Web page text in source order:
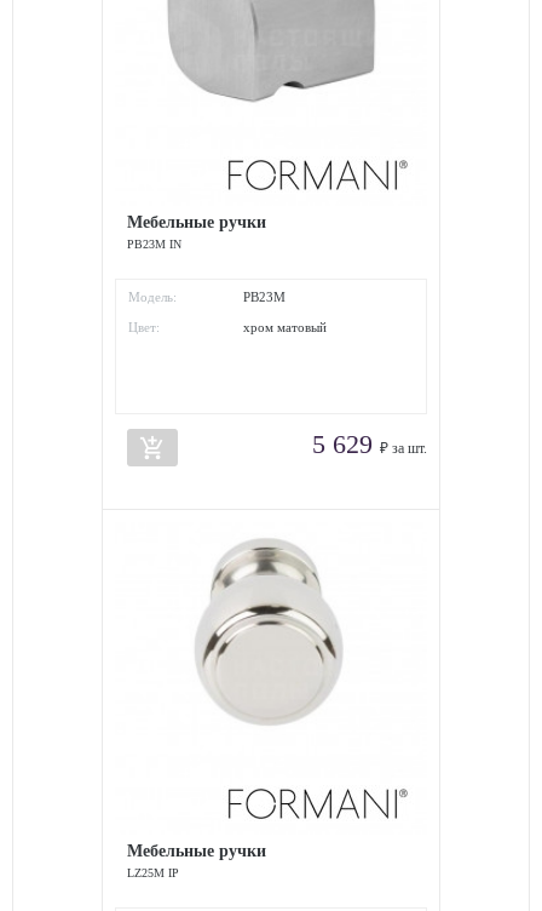
Мебельные ручки
PB23M IN
Модель: PB23M
Цвет: хром матовый
add_shopping_cart 5 629 ₽ за шт.
Мебельные ручки
LZ25M IP